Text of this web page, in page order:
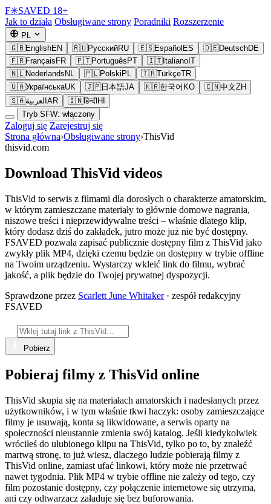
F✳SAVED 18+
Jak to działa Obsługiwane strony Poradniki Rozszerzenie
PL
🇬🇧EnglishEN 🇷🇺РусскийRU 🇪🇸Español ES 🇩🇪DeutschDE
🇫🇷Français FR 🇵🇹Português PT 🇮🇹Italiano IT
🇳🇱Nederlands NL 🇵🇱Polski PL 🇹🇷TürkçeTR
🇺🇦УкраїнськаUK 🇯🇵日本語JA 🇰🇷한국어 KO 🇨🇳中文ZH
🇸🇦العربية AR 🇮🇳हिन्दीHI
Tryb SFW: włączony
Zaloguj się Zarejestruj się
Strona główna›Obsługiwane strony›ThisVid
thisvid.com
Download ThisVid videos
ThisVid to serwis z filmami dla dorosłych o charakterze amatorskim,
w którym zamieszczane materiały to głównie domowe nagrania,
niszowe treści i nieprzewidywalne treści – właśnie dlatego klip,
który dodasz dziś do zakładek, jutro może już nie być dostępny.
FSAVED pozwala zapisać publicznie dostępny film z ThisVid jako
zwykły plik MP4, dzięki czemu będzie on dostępny w trybie offline
na Twoim urządzeniu. Wystarczy wkleić link do filmu, wybrać
jakość, a plik będzie do Twojej prywatnej dyspozycji.
Sprawdzone przez Scarlett June Whitaker· zespół redakcyjny
FSAVED
Pobierz
Pobieraj filmy z ThisVid online
ThisVid skupia się na materiałach amatorskich i nadesłanych przez
użytkowników, i w tym właśnie tkwi haczyk: osoby zamieszczające
filmy je usuwają, konta są likwidowane, a serwis oparty na
społeczności nieustannie zmienia swój katalog. Jeśli kiedykolwiek
wróciłeś do ulubionego klipu na ThisVid, tylko po to, by znaleźć
martwą stronę, to już wiesz, dlaczego ludzie pobierają filmy z
ThisVid online, zamiast ufać linkowi, który może nie przetrwać
nawet tygodnia. Plik MP4 w trybie offline nie zależy od tego, czy
film pozostanie dostępny, czy połączenie internetowe się utrzyma,
ani czy odtwarzacz załaduje się bez buforowania.